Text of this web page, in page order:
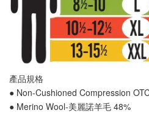
產品規格
● Non-Cushioned Compression
● Merino Wool-美麗諾羊毛 48%